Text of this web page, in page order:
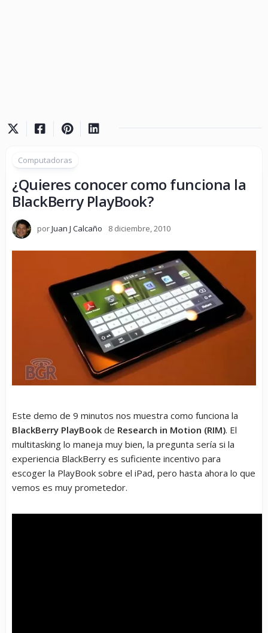
Computadoras
¿Quieres conocer como funciona la
BlackBerry PlayBook?
porJuan J Calcaño 8 diciembre, 2010
Este demo de 9 minutos nos muestra como funciona la
BlackBerry PlayBook de Research in Motion (RIM). El
multitasking lo maneja muy bien, la pregunta sería si la
experiencia BlackBerry es suficiente incentivo para
escoger la PlayBook sobre el iPad, pero hasta ahora lo que
vemos es muy prometedor.